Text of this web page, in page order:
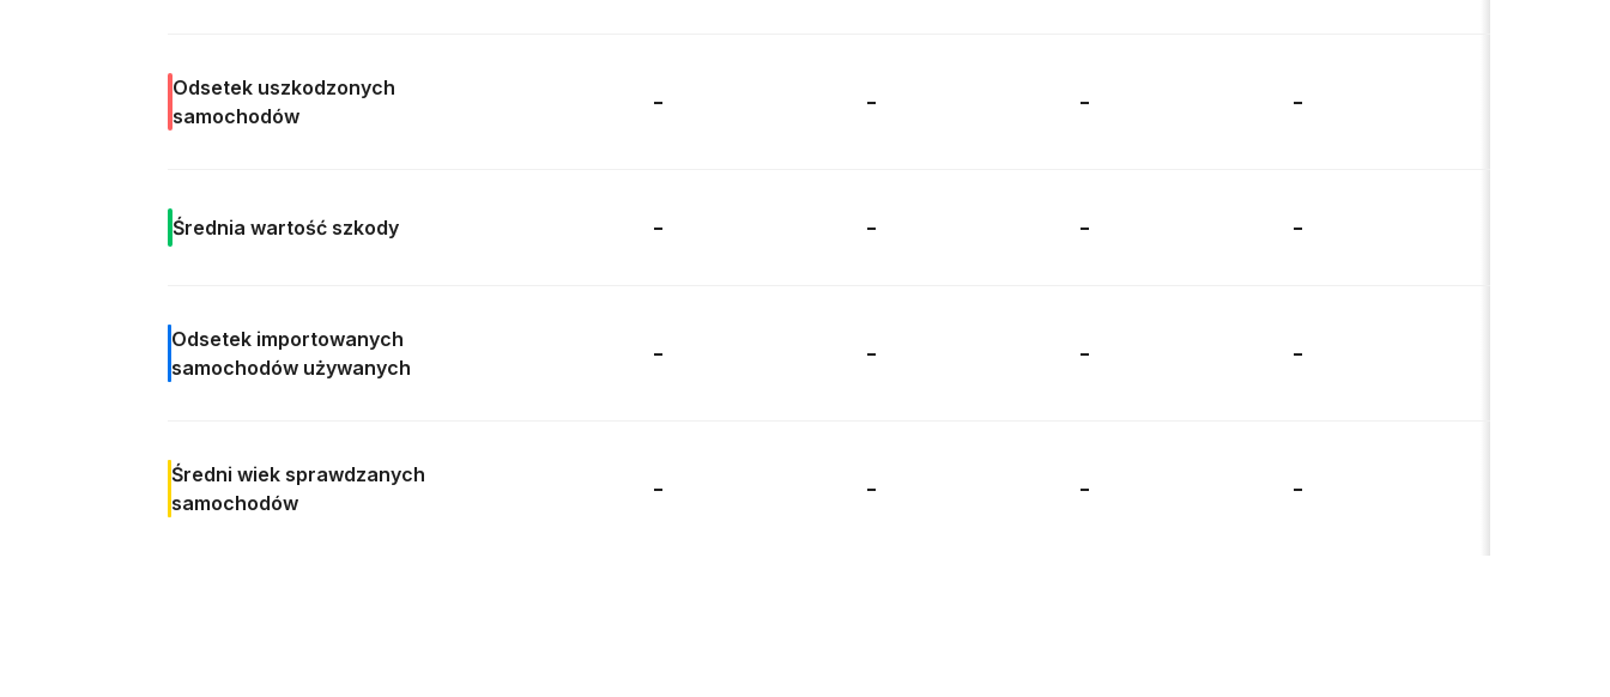
Odsetek uszkodzonych
samochodów
- - - -
Średnia wartość szkody - - - -
Odsetek importowanych
samochodów używanych
- - - -
Średni wiek sprawdzanych
samochodów
- - - -